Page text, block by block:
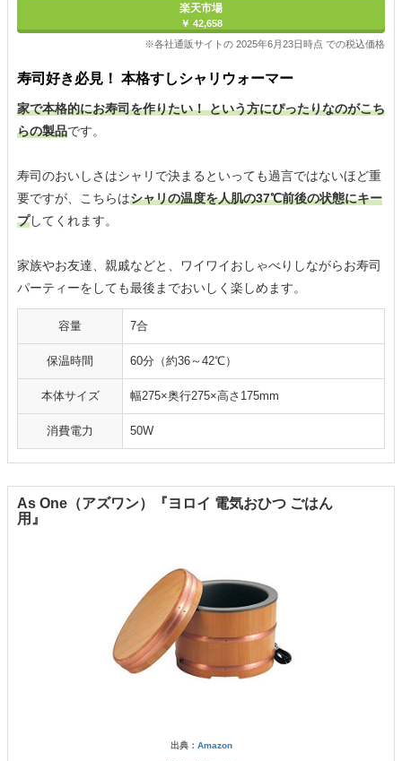
楽天市場
￥ 42,658
※各社通販サイトの 2025年6月23日時点 での税込価格
寿司好き必見！ 本格すしシャリウォーマー
家で本格的にお寿司を作りたい！ という方にぴったりなのがこち
らの製品です。
寿司のおいしさはシャリで決まるといっても過言ではないほど重
要ですが、こちらはシャリの温度を人肌の37℃前後の状態にキー
プしてくれます。
家族やお友達、親戚などと、ワイワイおしゃべりしながらお寿司
パーティーをしても最後までおいしく楽しめます。
容量 7合
保温時間 60分（約36～42℃）
本体サイズ 幅275×奥行275×高さ175mm
消費電力 50W
As One（アズワン）『ヨロイ 電気おひつ ごはん
用』
出典： Amazon